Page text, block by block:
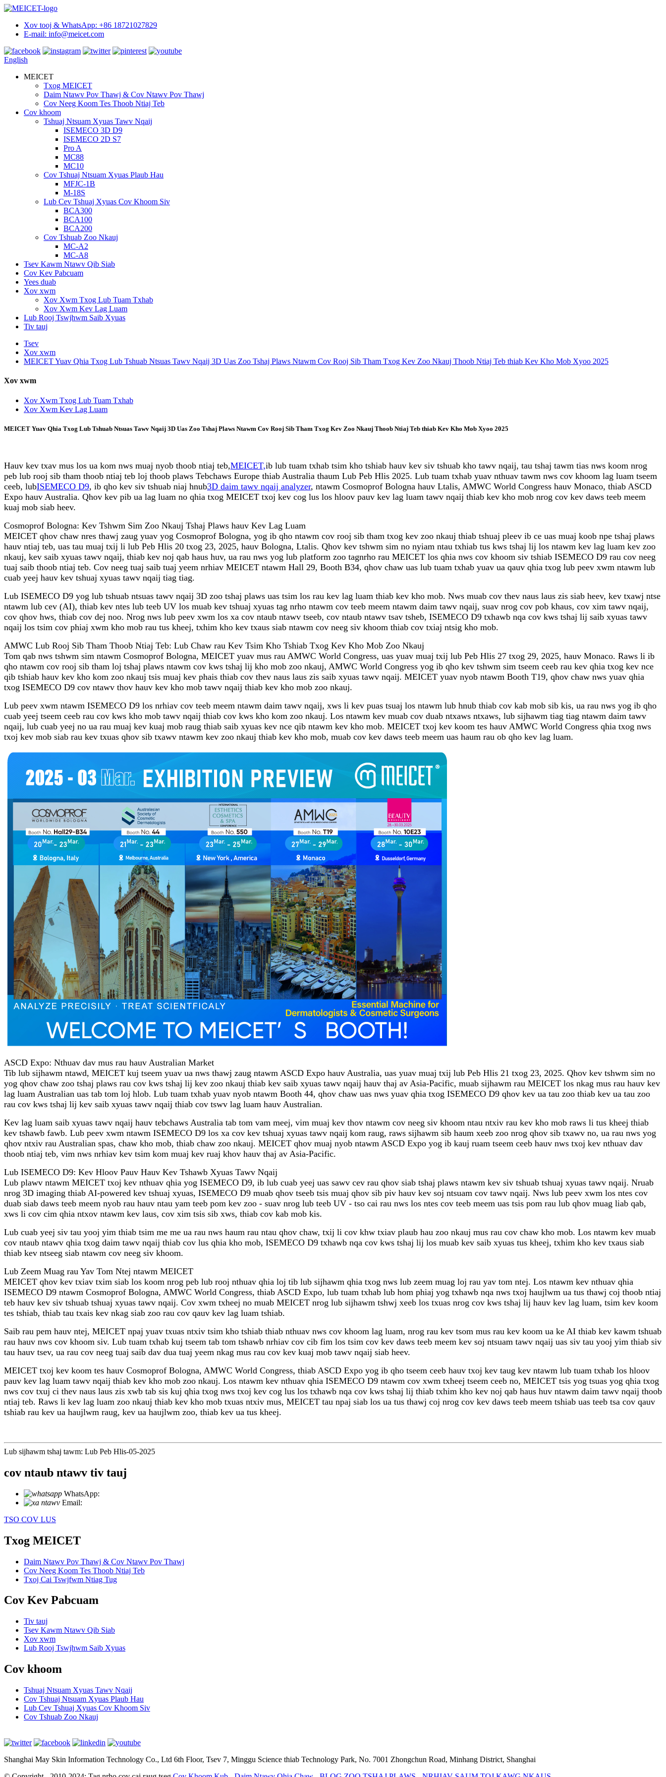
Xov tooj & WhatsApp: +86 18721027829
E-mail: info@meicet.com
English
MEICET
Txog MEICET
Daim Ntawv Pov Thawj & Cov Ntawv Pov Thawj
Cov Neeg Koom Tes Thoob Ntiaj Teb
Cov khoom
Tshuaj Ntsuam Xyuas Tawv Nqaij
ISEMECO 3D D9
ISEMECO 2D S7
Pro A
MC88
MC10
Cov Tshuaj Ntsuam Xyuas Plaub Hau
MFJC-1B
M-18S
Lub Cev Tshuaj Xyuas Cov Khoom Siv
BCA300
BCA100
BCA200
Cov Tshuab Zoo Nkauj
MC-A2
MC-A8
Tsev Kawm Ntawv Qib Siab
Cov Kev Pabcuam
Yees duab
Xov xwm
Xov Xwm Txog Lub Tuam Txhab
Xov Xwm Kev Lag Luam
Lub Rooj Tswjhwm Saib Xyuas
Tiv tauj
Tsev
Xov xwm
MEICET Yuav Qhia Txog Lub Tshuab Ntsuas Tawv Nqaij 3D Uas Zoo Tshaj Plaws Ntawm Cov Rooj Sib Tham Txog Kev Zoo Nkauj Thoob Ntiaj Teb thiab Kev Kho Mob Xyoo 2025
Xov xwm
Xov Xwm Txog Lub Tuam Txhab
Xov Xwm Kev Lag Luam
MEICET Yuav Qhia Txog Lub Tshuab Ntsuas Tawv Nqaij 3D Uas Zoo Tshaj Plaws Ntawm Cov Rooj Sib Tham Txog Kev Zoo Nkauj Thoob Ntiaj Teb thiab Kev Kho Mob Xyoo 2025
Hauv kev txav mus los ua kom nws muaj nyob thoob ntiaj teb,MEICET,ib lub tuam txhab tsim kho tshiab hauv kev siv tshuab kho tawv nqaij, tau tshaj tawm tias nws koom nrog
peb lub rooj sib tham thoob ntiaj teb loj thoob plaws Tebchaws Europe thiab Australia thaum Lub Peb Hlis 2025. Lub tuam txhab yuav nthuav tawm nws cov khoom lag luam tseem
ceeb, lubISEMECO D9, ib qho kev siv tshuab niaj hnub3D daim tawv nqaij analyzer, ntawm Cosmoprof Bologna hauv Ltalis, AMWC World Congress hauv Monaco, thiab ASCD
Expo hauv Australia. Qhov kev pib ua lag luam no qhia txog MEICET txoj kev cog lus los hloov pauv kev lag luam tawv nqaij thiab kev kho mob nrog cov kev daws teeb meem
kuaj mob siab heev.
Cosmoprof Bologna: Kev Tshwm Sim Zoo Nkauj Tshaj Plaws hauv Kev Lag Luam
MEICET qhov chaw nres thawj zaug yuav yog Cosmoprof Bologna, yog ib qho ntawm cov rooj sib tham txog kev zoo nkauj thiab tshuaj pleev ib ce uas muaj koob npe tshaj plaws
hauv ntiaj teb, uas tau muaj txij li lub Peb Hlis 20 txog 23, 2025, hauv Bologna, Ltalis. Qhov kev tshwm sim no nyiam ntau txhiab tus kws tshaj lij los ntawm kev lag luam kev zoo
nkauj, kev saib xyuas tawv nqaij, thiab kev noj qab haus huv, ua rau nws yog lub platform zoo tagnrho rau MEICET los qhia nws cov khoom siv tshiab ISEMECO D9 rau cov neeg
tuaj saib thoob ntiaj teb. Cov neeg tuaj saib tuaj yeem nrhiav MEICET ntawm Hall 29, Booth B34, qhov chaw uas lub tuam txhab yuav ua qauv qhia txog lub peev xwm ntawm lub
cuab yeej hauv kev tshuaj xyuas tawv nqaij tiag tiag.
Lub ISEMECO D9 yog lub tshuab ntsuas tawv nqaij 3D zoo tshaj plaws uas tsim los rau kev lag luam thiab kev kho mob. Nws muab cov thev naus laus zis siab heev, kev txawj ntse
ntawm lub cev (AI), thiab kev ntes lub teeb UV los muab kev tshuaj xyuas tag nrho ntawm cov teeb meem ntawm daim tawv nqaij, suav nrog cov pob khaus, cov xim tawv nqaij,
cov qhov hws, thiab cov dej noo. Nrog nws lub peev xwm los xa cov ntaub ntawv tseeb, cov ntaub ntawv tsav tsheb, ISEMECO D9 txhawb nqa cov kws tshaj lij saib xyuas tawv
nqaij los tsim cov phiaj xwm kho mob rau tus kheej, txhim kho kev txaus siab ntawm cov neeg siv khoom thiab cov txiaj ntsig kho mob.
AMWC Lub Rooj Sib Tham Thoob Ntiaj Teb: Lub Chaw rau Kev Tsim Kho Tshiab Txog Kev Kho Mob Zoo Nkauj
Tom qab nws tshwm sim ntawm Cosmoprof Bologna, MEICET yuav mus rau AMWC World Congress, uas yuav muaj txij lub Peb Hlis 27 txog 29, 2025, hauv Monaco. Raws li ib
qho ntawm cov rooj sib tham loj tshaj plaws ntawm cov kws tshaj lij kho mob zoo nkauj, AMWC World Congress yog ib qho kev tshwm sim tseem ceeb rau kev qhia txog kev nce
qib tshiab hauv kev kho kom zoo nkauj tsis muaj kev phais thiab cov thev naus laus zis saib xyuas tawv nqaij. MEICET yuav nyob ntawm Booth T19, qhov chaw nws yuav qhia
txog ISEMECO D9 cov ntawv thov hauv kev kho mob tawv nqaij thiab kev kho mob zoo nkauj.
Lub peev xwm ntawm ISEMECO D9 los nrhiav cov teeb meem ntawm daim tawv nqaij, xws li kev puas tsuaj los ntawm lub hnub thiab cov kab mob sib kis, ua rau nws yog ib qho
cuab yeej tseem ceeb rau cov kws kho mob tawv nqaij thiab cov kws kho kom zoo nkauj. Los ntawm kev muab cov duab ntxaws ntxaws, lub sijhawm tiag tiag ntawm daim tawv
nqaij, lub cuab yeej no ua rau muaj kev kuaj mob raug thiab saib xyuas kev nce qib ntawm kev kho mob. MEICET txoj kev koom tes hauv AMWC World Congress qhia txog nws
txoj kev mob siab rau kev txuas qhov sib txawv ntawm kev zoo nkauj thiab kev kho mob, muab cov kev daws teeb meem uas haum rau ob qho kev lag luam.
ASCD Expo: Nthuav dav mus rau hauv Australian Market
Tib lub sijhawm ntawd, MEICET kuj tseem yuav ua nws thawj zaug ntawm ASCD Expo hauv Australia, uas yuav muaj txij lub Peb Hlis 21 txog 23, 2025. Qhov kev tshwm sim no
yog qhov chaw zoo tshaj plaws rau cov kws tshaj lij kev zoo nkauj thiab kev saib xyuas tawv nqaij hauv thaj av Asia-Pacific, muab sijhawm rau MEICET los nkag mus rau hauv kev
lag luam Australian uas tab tom loj hlob. Lub tuam txhab yuav nyob ntawm Booth 44, qhov chaw uas nws yuav qhia txog ISEMECO D9 qhov kev ua tau zoo thiab kev ua tau zoo
rau cov kws tshaj lij kev saib xyuas tawv nqaij thiab cov tswv lag luam hauv Australian.
Kev lag luam saib xyuas tawv nqaij hauv tebchaws Australia tab tom vam meej, vim muaj kev thov ntawm cov neeg siv khoom ntau ntxiv rau kev kho mob raws li tus kheej thiab
kev tshawb fawb. Lub peev xwm ntawm ISEMECO D9 los xa cov kev tshuaj xyuas tawv nqaij kom raug, raws sijhawm sib haum xeeb zoo nrog qhov sib txawv no, ua rau nws yog
qhov ntxiv rau Australian spas, chaw kho mob, thiab chaw zoo nkauj. MEICET qhov muaj nyob ntawm ASCD Expo yog ib kauj ruam tseem ceeb hauv nws txoj kev nthuav dav
thoob ntiaj teb, vim nws nrhiav kev tsim kom muaj kev ruaj khov hauv thaj av Asia-Pacific.
Lub ISEMECO D9: Kev Hloov Pauv Hauv Kev Tshawb Xyuas Tawv Nqaij
Lub plawv ntawm MEICET txoj kev nthuav qhia yog ISEMECO D9, ib lub cuab yeej uas sawv cev rau qhov siab tshaj plaws ntawm kev siv tshuab tshuaj xyuas tawv nqaij. Nruab
nrog 3D imaging thiab AI-powered kev tshuaj xyuas, ISEMECO D9 muab qhov tseeb tsis muaj qhov sib piv hauv kev soj ntsuam cov tawv nqaij. Nws lub peev xwm los ntes cov
duab siab daws teeb meem nyob rau hauv ntau yam teeb pom kev zoo - suav nrog lub teeb UV - tso cai rau nws los ntes cov teeb meem uas tsis pom rau lub qhov muag liab qab,
xws li cov cim qhia ntxov ntawm kev laus, cov xim tsis sib xws, thiab cov kab mob kis.
Lub cuab yeej siv tau yooj yim thiab tsim me me ua rau nws haum rau ntau qhov chaw, txij li cov khw txiav plaub hau zoo nkauj mus rau cov chaw kho mob. Los ntawm kev muab
cov ntaub ntawv qhia txog daim tawv nqaij thiab cov lus qhia kho mob, ISEMECO D9 txhawb nqa cov kws tshaj lij los muab kev saib xyuas tus kheej, txhim kho kev txaus siab
thiab kev ntseeg siab ntawm cov neeg siv khoom.
Lub Zeem Muag rau Yav Tom Ntej ntawm MEICET
MEICET qhov kev txiav txim siab los koom nrog peb lub rooj nthuav qhia loj tib lub sijhawm qhia txog nws lub zeem muag loj rau yav tom ntej. Los ntawm kev nthuav qhia
ISEMECO D9 ntawm Cosmoprof Bologna, AMWC World Congress, thiab ASCD Expo, lub tuam txhab lub hom phiaj yog txhawb nqa nws txoj haujlwm ua tus thawj coj thoob ntiaj
teb hauv kev siv tshuab tshuaj xyuas tawv nqaij. Cov xwm txheej no muab MEICET nrog lub sijhawm tshwj xeeb los txuas nrog cov kws tshaj lij hauv kev lag luam, tsim kev koom
tes tshiab, thiab tau txais kev nkag siab zoo rau cov qauv kev lag luam tshiab.
Saib rau pem hauv ntej, MEICET npaj yuav txuas ntxiv tsim kho tshiab thiab nthuav nws cov khoom lag luam, nrog rau kev tsom mus rau kev koom ua ke AI thiab kev kawm tshuab
rau hauv nws cov khoom siv. Lub tuam txhab kuj tseem tab tom tshawb nrhiav cov cib fim los tsim cov kev daws teeb meem kev soj ntsuam tawv nqaij uas siv tau yooj yim thiab siv
tau hauv tsev, ua rau cov neeg tuaj saib dav dua tuaj yeem nkag mus rau cov kev kuaj mob tawv nqaij siab heev.
MEICET txoj kev koom tes hauv Cosmoprof Bologna, AMWC World Congress, thiab ASCD Expo yog ib qho tseem ceeb hauv txoj kev taug kev ntawm lub tuam txhab los hloov
pauv kev lag luam tawv nqaij thiab kev kho mob zoo nkauj. Los ntawm kev nthuav qhia ISEMECO D9 ntawm cov xwm txheej tseem ceeb no, MEICET tsis yog tsuas yog qhia txog
nws cov txuj ci thev naus laus zis xwb tab sis kuj qhia txog nws txoj kev cog lus los txhawb nqa cov kws tshaj lij thiab txhim kho kev noj qab haus huv ntawm daim tawv nqaij thoob
ntiaj teb. Raws li kev lag luam zoo nkauj thiab kev kho mob txuas ntxiv mus, MEICET tau npaj siab los ua tus thawj coj nrog cov kev daws teeb meem tshiab uas teeb tsa cov qauv
tshiab rau kev ua haujlwm raug, kev ua haujlwm zoo, thiab kev ua tus kheej.
Lub sijhawm tshaj tawm: Lub Peb Hlis-05-2025
cov ntaub ntawv tiv tauj
WhatsApp:
Email:
TSO COV LUS
Txog MEICET
Daim Ntawv Pov Thawj & Cov Ntawv Pov Thawj
Cov Neeg Koom Tes Thoob Ntiaj Teb
Txoj Cai Tswjfwm Ntiag Tug
Cov Kev Pabcuam
Tiv tauj
Tsev Kawm Ntawv Qib Siab
Xov xwm
Lub Rooj Tswjhwm Saib Xyuas
Cov khoom
Tshuaj Ntsuam Xyuas Tawv Nqaij
Cov Tshuaj Ntsuam Xyuas Plaub Hau
Lub Cev Tshuaj Xyuas Cov Khoom Siv
Cov Tshuab Zoo Nkauj
Shanghai May Skin Information Technology Co., Ltd 6th Floor, Tsev 7, Minggu Science thiab Technology Park, No. 7001 Zhongchun Road, Minhang District, Shanghai